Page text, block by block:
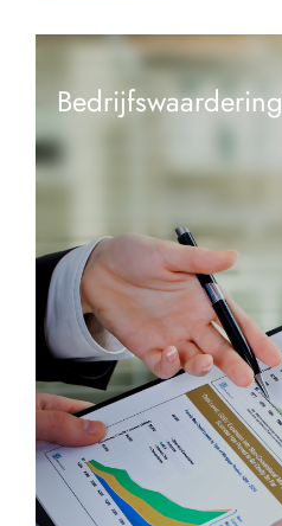
Bedrijfswaardering